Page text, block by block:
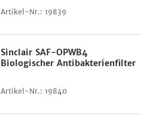
Artikel-Nr.: 19839
Sinclair SAF-OPWB4
Biologischer Antibakterienfilter
Artikel-Nr.: 19840